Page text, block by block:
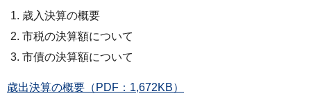
歳入決算の概要
市税の決算額について
市債の決算額について
歳出決算の概要（PDF：1,672KB）